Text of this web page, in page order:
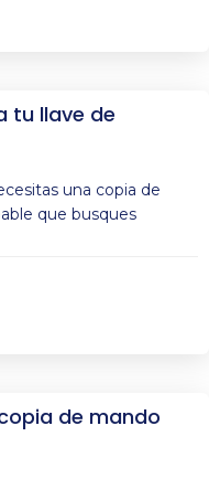
tu llave de
una copia de
que busques
copia de mando